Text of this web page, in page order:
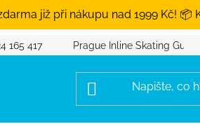
již při nákupu nad 1999 Kč! 📦
165 417 Prague Inline Skating Guide